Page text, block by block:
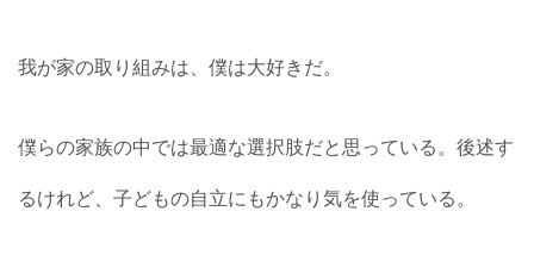
我が家の取り組みは、僕は大好きだ。
僕らの家族の中では最適な選択肢だと思っている。後述す
るけれど、子どもの自立にもかなり気を使っている。